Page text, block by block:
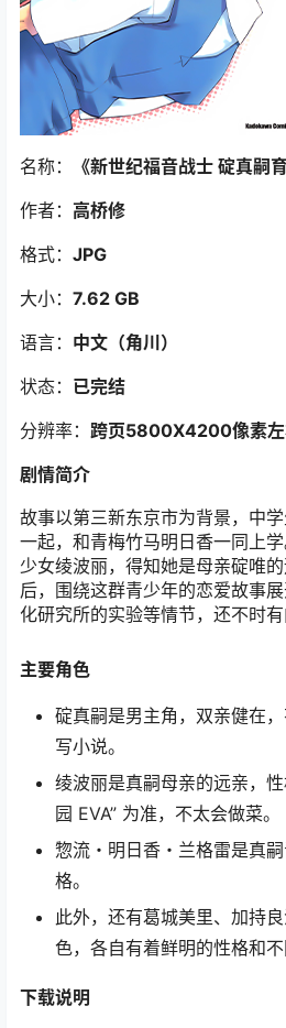
名称： 《新世纪福音战士 碇真嗣
作者： 高桥修
格式： JPG
大小： 7.62 GB
语言： 中文（角川）
状态： 已完结
分辨率： 跨页5800X4200像素
剧情简介
故事以第三新东京市为背景，中
一起，和青梅竹马明日香一同上
少女绫波丽，得知她是母亲碇唯
后，围绕这群青少年的恋爱故事
化研究所的实验等情节，还不时
主要角色
碇真嗣是男主角，双亲健在
写小说。
绫波丽是真嗣母亲的远亲，
园 EVA” 为准，不太会做菜。
惣流・明日香・兰格雷是真
格。
此外，还有葛城美里、加持
色，各自有着鲜明的性格和不
下载说明